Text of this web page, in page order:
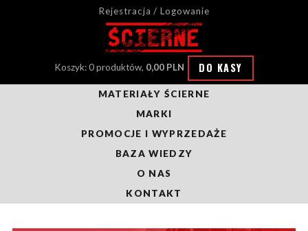
Rejestracja / Logowanie
Koszyk: 0 produktów, 0,00 PLN DO KASY
MATERIAŁY ŚCIERNE
MARKI
PROMOCJE I WYPRZEDAŻE
BAZA WIEDZY
O NAS
KONTAKT